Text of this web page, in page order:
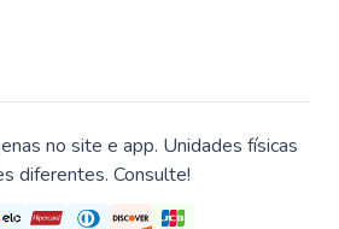
no site e app. Unidades físicas
diferentes. Consulte!